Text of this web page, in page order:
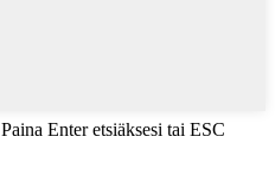
Paina Enter etsiäksesi tai ESC